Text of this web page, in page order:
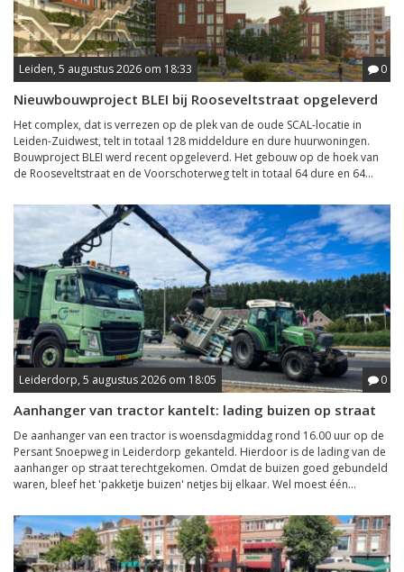
Leiden, 5 augustus 2026 om 18:33 0
Nieuwbouwproject BLEI bij Rooseveltstraat opgeleverd
Het complex, dat is verrezen op de plek van de oude SCAL-locatie in
Leiden-Zuidwest, telt in totaal 128 middeldure en dure huurwoningen.
Bouwproject BLEI werd recent opgeleverd. Het gebouw op de hoek van
de Rooseveltstraat en de Voorschoterweg telt in totaal 64 dure en 64...
Leiderdorp, 5 augustus 2026 om 18:05 0
Aanhanger van tractor kantelt: lading buizen op straat
De aanhanger van een tractor is woensdagmiddag rond 16.00 uur op de
Persant Snoepweg in Leiderdorp gekanteld. Hierdoor is de lading van de
aanhanger op straat terechtgekomen. Omdat de buizen goed gebundeld
waren, bleef het 'pakketje buizen' netjes bij elkaar. Wel moest één...